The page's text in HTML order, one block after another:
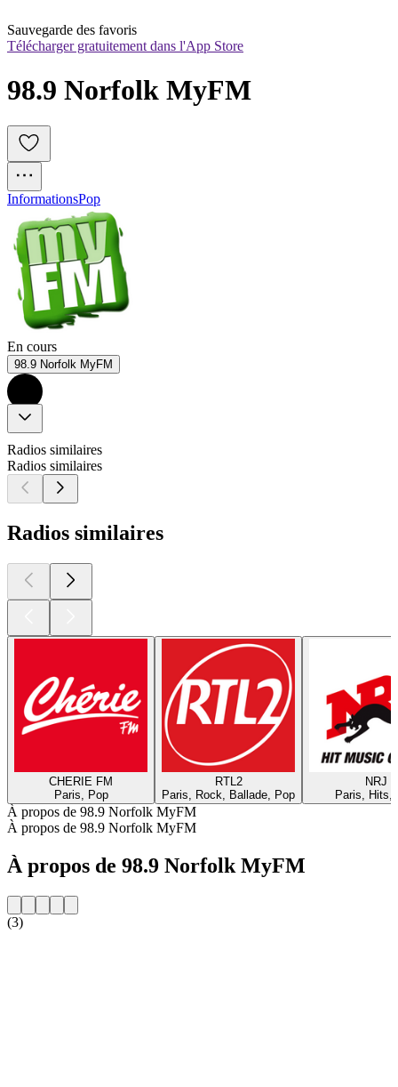
Sauvegarde des favoris
Télécharger gratuitement dans l'App Store
98.9 Norfolk MyFM
InformationsPop
En cours
98.9 Norfolk MyFM
Radios similaires
Radios similaires
Radios similaires
CHERIE FM
Paris, Pop
RTL2
Paris, Rock, Ballade, Pop
NRJ
Paris, Hits,
À propos de 98.9 Norfolk MyFM
À propos de 98.9 Norfolk MyFM
À propos de 98.9 Norfolk MyFM
(3)